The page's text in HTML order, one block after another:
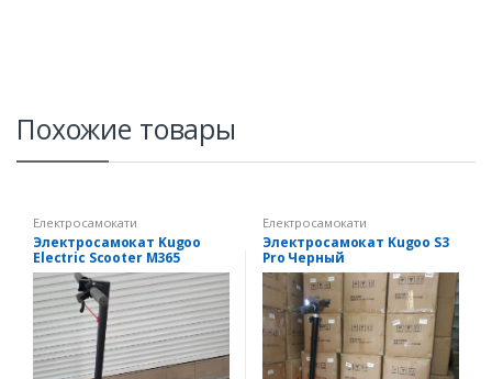
Похожие товары
Електросамокати
Электросамокат Kugoo
Electric Scooter M365
Черный
Електросамокати
Электросамокат Kugoo S3
Pro Черный